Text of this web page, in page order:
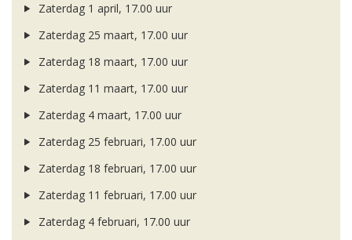
Zaterdag 1 april, 17.00 uur
Zaterdag 25 maart, 17.00 uur
Zaterdag 18 maart, 17.00 uur
Zaterdag 11 maart, 17.00 uur
Zaterdag 4 maart, 17.00 uur
Zaterdag 25 februari, 17.00 uur
Zaterdag 18 februari, 17.00 uur
Zaterdag 11 februari, 17.00 uur
Zaterdag 4 februari, 17.00 uur